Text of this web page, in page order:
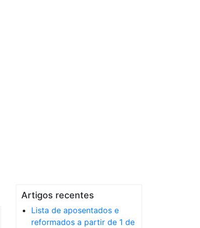
Artigos recentes
Lista de aposentados e
reformados a partir de 1 de